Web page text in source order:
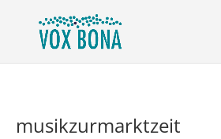
musikzurmarktzeit